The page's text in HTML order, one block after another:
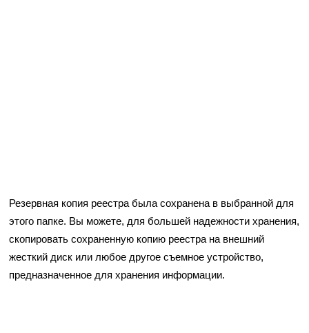
Резервная копия реестра была сохранена в выбранной для
этого папке. Вы можете, для большей надежности хранения,
скопировать сохраненную копию реестра на внешний
жесткий диск или любое другое съемное устройство,
предназначенное для хранения информации.